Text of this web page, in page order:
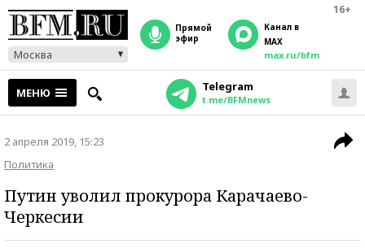
16+
Москва
прямой
эфир
Канал в
MAX
max.ru/bfm
МЕНЮ Telegram
t.me/BFMnews
2 апреля 2019, 15:23
Политика
Путин уволил прокурора Карачаево-
Черкесии